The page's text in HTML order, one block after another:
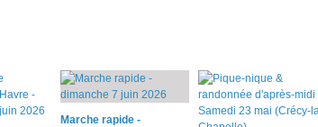
Marche rapide -